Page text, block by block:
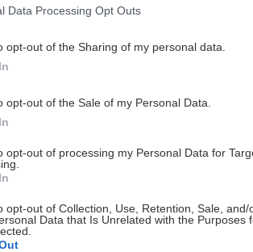
Data Processing Opt Outs
opt-out of the Sharing of my personal data.
opt-out of the Sale of my Personal Data.
opt-out of processing my Personal Data for
opt-out of Collection, Use, Retention, Sale, and/
Data that Is Unrelated with the Purposes